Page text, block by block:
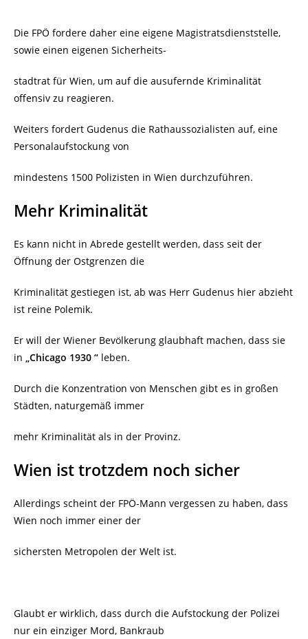
Die FPÖ fordere daher eine eigene Magistratsdienststelle,
sowie einen eigenen Sicherheits-
stadtrat für Wien, um auf die ausufernde Kriminalität
offensiv zu reagieren.
Weiters fordert Gudenus die Rathaussozialisten auf, eine
Personalaufstockung von
mindestens 1500 Polizisten in Wien durchzuführen.
Mehr Kriminalität
Es kann nicht in Abrede gestellt werden, dass seit der
Öffnung der Ostgrenzen die
Kriminalität gestiegen ist, ab was Herr Gudenus hier abzieht
ist reine Polemik.
Er will der Wiener Bevölkerung glaubhaft machen, dass sie
in „Chicago 1930 “ leben.
Durch die Konzentration von Menschen gibt es in großen
Städten, naturgemäß immer
mehr Kriminalität als in der Provinz.
Wien ist trotzdem noch sicher
Allerdings scheint der FPÖ-Mann vergessen zu haben, dass
Wien noch immer einer der
sichersten Metropolen der Welt ist.
Glaubt er wirklich, dass durch die Aufstockung der Polizei
nur ein einziger Mord, Bankraub